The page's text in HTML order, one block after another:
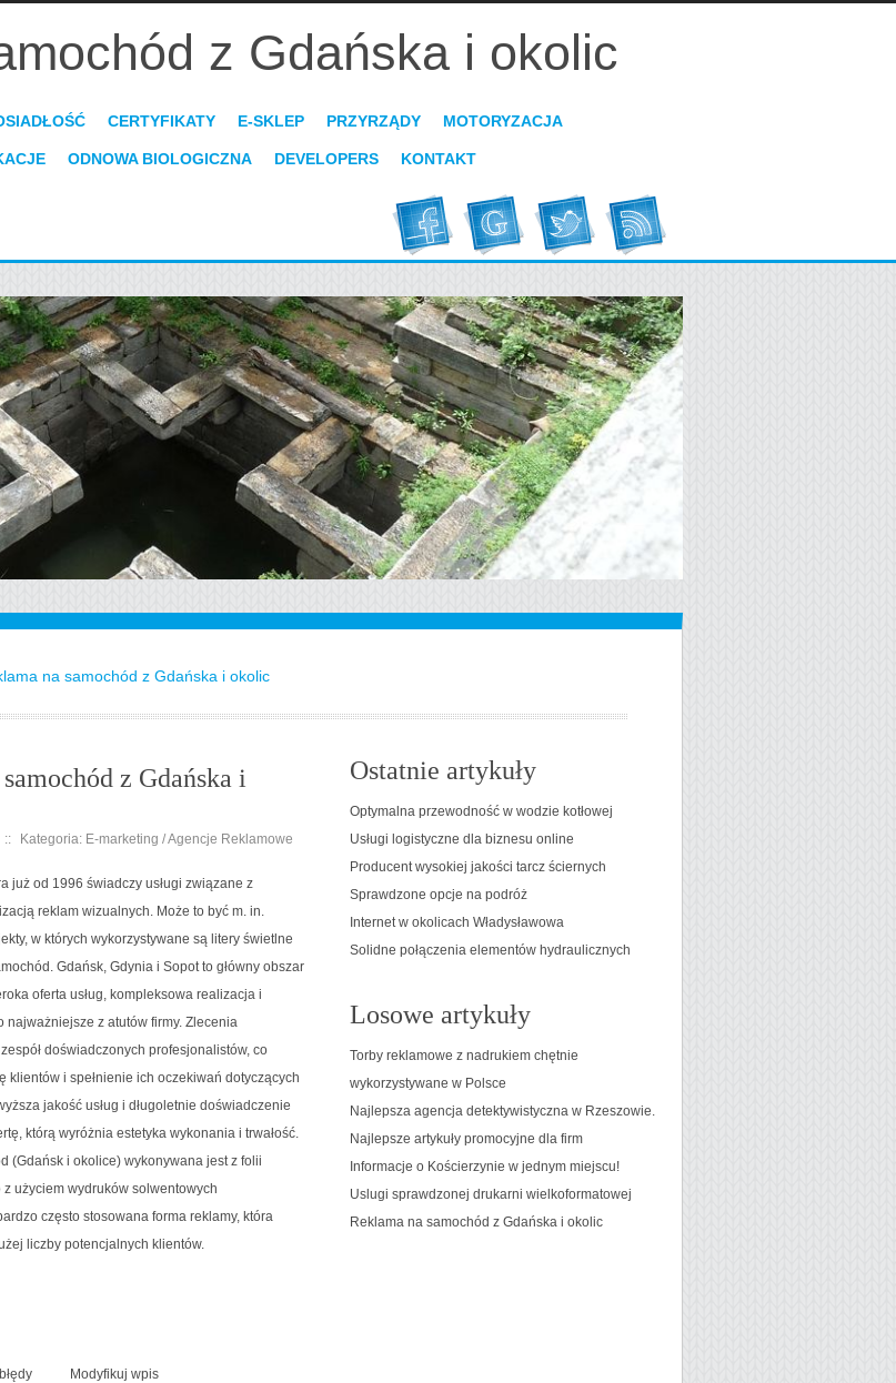
z Gdańska i okolic
CERTYFIKATY E-SKLEP PRZYRZĄDY MOTORYZACJA
ODNOWA BIOLOGICZNA DEVELOPERS KONTAKT
na samochód z Gdańska i okolic
z Gdańska i
:: Kategoria: E-marketing / Agencje Reklamowe
już od 1996 świadczy usługi związane z
reklam wizualnych. Może to być m. in.
w których wykorzystywane są litery świetlne
Gdańsk, Gdynia i Sopot to główny obszar
oferta usług, kompleksowa realizacja i
najważniejsze z atutów firmy. Zlecenia
doświadczonych profesjonalistów, co
klientów i spełnienie ich oczekiwań dotyczących
jakość usług i długoletnie doświadczenie
którą wyróżnia estetyka wykonania i trwałość.
(Gdańsk i okolice) wykonywana jest z folii
użyciem wydruków solwentowych
często stosowana forma reklamy, która
liczby potencjalnych klientów.
Modyfikuj wpis
Ostatnie artykuły
Optymalna przewodność w wodzie kotłowej
Usługi logistyczne dla biznesu online
Producent wysokiej jakości tarcz ściernych
Sprawdzone opcje na podróż
Internet w okolicach Władysławowa
Solidne połączenia elementów hydraulicznych
Losowe artykuły
Torby reklamowe z nadrukiem chętnie
wykorzystywane w Polsce
Najlepsza agencja detektywistyczna w Rzeszowie.
Najlepsze artykuły promocyjne dla firm
Informacje o Kościerzynie w jednym miejscu!
Uslugi sprawdzonej drukarni wielkoformatowej
Reklama na samochód z Gdańska i okolic